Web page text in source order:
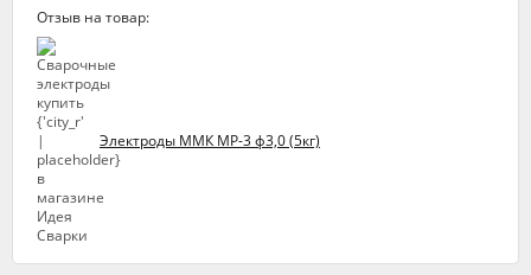
Отзыв на товар:
Электроды ММК МР-3 ф3,0 (5кг)